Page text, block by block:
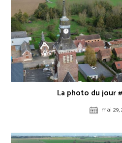
La photo du jour
mai 29,